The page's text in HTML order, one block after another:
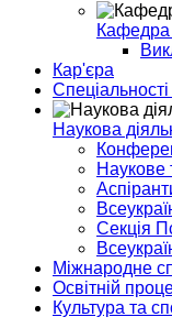
Кафедра
Кар'єра
Наукова
Наукове
Секція
Міжнародне
Освітній
Культура та